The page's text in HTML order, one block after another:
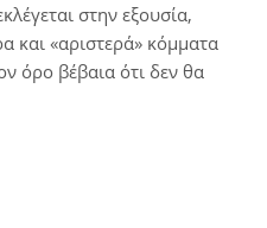
στην εξουσία,
και «αριστερά» κόμματα
όρο βέβαια ότι δεν θα